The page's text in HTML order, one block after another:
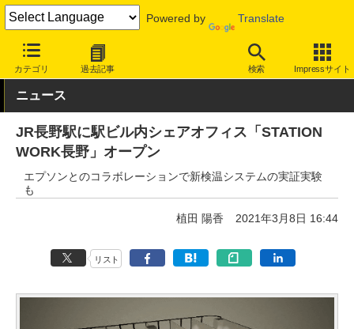
Powered by Translate
カテゴリ 過去記事 検索 Impressサイト
INTERNET Watch トピック ワークスペース
ニュース
JR長野駅に駅ビル内シェアオフィス「STATION
WORK長野」オープン
エプソンとのコラボレーションで新検温システムの実証実験
も
植田 陽香 2021年3月8日 16:44
リスト